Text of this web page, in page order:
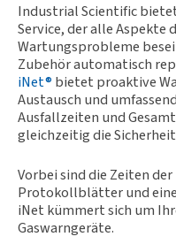
Industrial Scientific
Service, der alle Aspekte
Wartungsprobleme
Zubehör automatisch
iNet® bietet proaktive
Austausch und
Ausfallzeiten und
gleichzeitig die
Vorbei sind die Zeiten
Protokollblätter und
iNet kümmert sich um
Gaswarngeräte.